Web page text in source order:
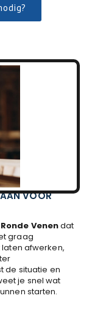
VOOR
Venendat
graag
afwerken,
de situatie en
je snel wat
starten.